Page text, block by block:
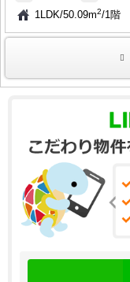
1LDK/50.09m2/1階